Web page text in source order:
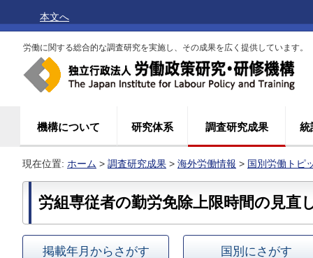
本文へ
労働に関する総合的な調査研究を実施し、その成果を広く提供しています。
機構について 研究体系 調査研究成果 統
現在位置: ホーム > 調査研究成果 > 海外労働情報 > 国別労働トピ
労組専従者の勤労免除上限時間の見直
掲載年月からさがす 国別にさがす